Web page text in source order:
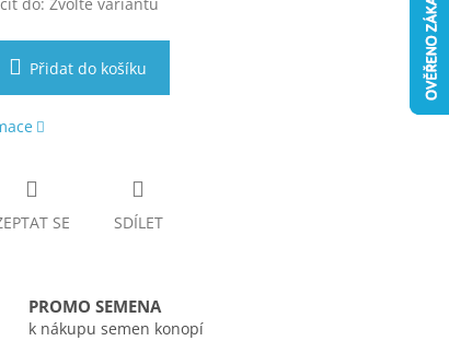
do: Zvolte variantu
Přidat do košíku
SE SDÍLET
PROMO SEMENA
k nákupu semen konopí